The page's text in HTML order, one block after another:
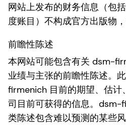
网站上发布的财务信息（包
度账目）不构成官方出版物，
前瞻性陈述
本网站可能包含有关 dsm-
业绩与主张的前瞻性陈述。
firmenich 目前的期望、估计
司目前可获得的信息。dsm-
类陈述包含难以预测的某些